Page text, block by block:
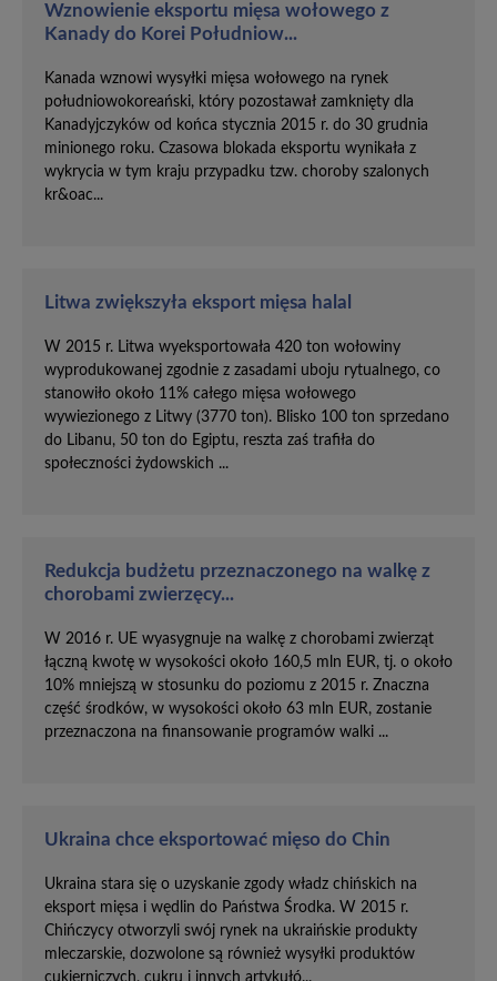
Wznowienie eksportu mięsa wołowego z
Kanady do Korei Południow...
Kanada wznowi wysyłki mięsa wołowego na rynek
południowokoreański, który pozostawał zamknięty dla
Kanadyjczyków od końca stycznia 2015 r. do 30 grudnia
minionego roku. Czasowa blokada eksportu wynikała z
wykrycia w tym kraju przypadku tzw. choroby szalonych
kr&oac...
Litwa zwiększyła eksport mięsa halal
W 2015 r. Litwa wyeksportowała 420 ton wołowiny
wyprodukowanej zgodnie z zasadami uboju rytualnego, co
stanowiło około 11% całego mięsa wołowego
wywiezionego z Litwy (3770 ton). Blisko 100 ton sprzedano
do Libanu, 50 ton do Egiptu, reszta zaś trafiła do
społeczności żydowskich ...
Redukcja budżetu przeznaczonego na walkę z
chorobami zwierzęcy...
W 2016 r. UE wyasygnuje na walkę z chorobami zwierząt
łączną kwotę w wysokości około 160,5 mln EUR, tj. o około
10% mniejszą w stosunku do poziomu z 2015 r. Znaczna
część środków, w wysokości około 63 mln EUR, zostanie
przeznaczona na finansowanie programów walki ...
Ukraina chce eksportować mięso do Chin
Ukraina stara się o uzyskanie zgody władz chińskich na
eksport mięsa i wędlin do Państwa Środka. W 2015 r.
Chińczycy otworzyli swój rynek na ukraińskie produkty
mleczarskie, dozwolone są również wysyłki produktów